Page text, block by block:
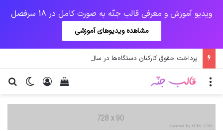
ویدیو آموزش و معرفی قالب جنّه به صورت کامل در 18 سرفصل
مشاهده ویدیوهای آموزشی
تغییر ورود
دیدن سبد خرید منو